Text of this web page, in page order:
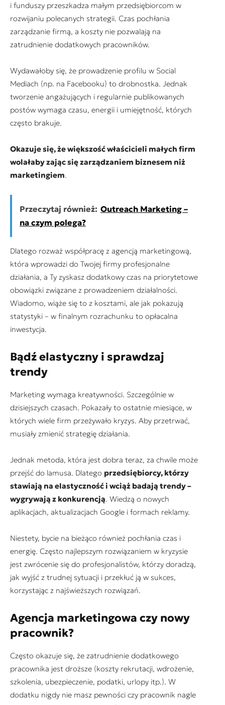
i funduszy przeszkadza małym przedsiębiorcom w
rozwijaniu polecanych strategii. Czas pochłania
zarządzanie firmą, a koszty nie pozwalają na
zatrudnienie dodatkowych pracowników.
Wydawałoby się, że prowadzenie profilu w Social
Mediach (np. na Facebooku) to drobnostka. Jednak
tworzenie angażujących i regularnie publikowanych
postów wymaga czasu, energii i umiejętność, których
często brakuje.
Okazuje się, że większość właścicieli małych firm
wolałaby zając się zarządzaniem biznesem niż
marketingiem.
Przeczytaj również: Outreach Marketing –
na czym polega?
Dlatego rozważ współpracę z agencją marketingową,
która wprowadzi do Twojej firmy profesjonalne
działania, a Ty zyskasz dodatkowy czas na priorytetowe
obowiązki związane z prowadzeniem działalności.
Wiadomo, wiąże się to z kosztami, ale jak pokazują
statystyki – w finalnym rozrachunku to opłacalna
inwestycja.
Bądź elastyczny i sprawdzaj
trendy
Marketing wymaga kreatywności. Szczególnie w
dzisiejszych czasach. Pokazały to ostatnie miesiące, w
których wiele firm przeżywało kryzys. Aby przetrwać,
musiały zmienić strategię działania.
Jednak metoda, która jest dobra teraz, za chwile może
przejść do lamusa. Dlatego przedsiębiorcy, którzy
stawiają na elastyczność i wciąż badają trendy –
wygrywają z konkurencją. Wiedzą o nowych
aplikacjach, aktualizacjach Google i formach reklamy.
Niestety, bycie na bieżąco również pochłania czas i
energię. Często najlepszym rozwiązaniem w kryzysie
jest zwrócenie się do profesjonalistów, którzy doradzą,
jak wyjść z trudnej sytuacji i przekłuć ją w sukces,
korzystając z najświeższych rozwiązań.
Agencja marketingowa czy nowy
pracownik?
Często okazuje się, że zatrudnienie dodatkowego
pracownika jest droższe (koszty rekrutacji, wdrożenie,
szkolenia, ubezpieczenie, podatki, urlopy itp.). W
dodatku nigdy nie masz pewności czy pracownik nagle